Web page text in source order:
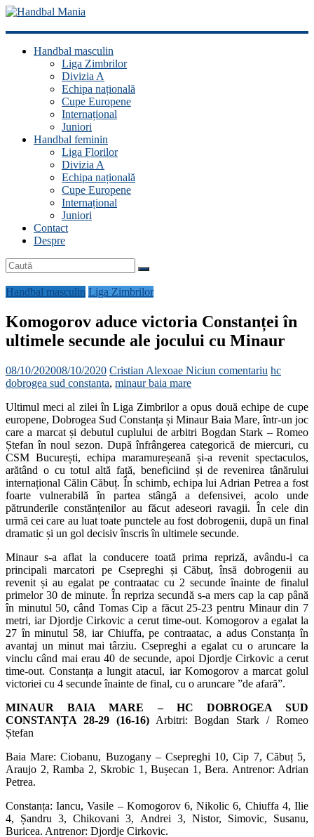
Handbal
ManiaHandbal masculin
Liga Zimbrilor
Divizia A
Echipa națională
Cupe Europene
Internațional
Juniori
Handbal feminin
Liga Florilor
Divizia A
Echipa națională
Cupe Europene
Internațional
Juniori
Contact
Despre
Handbal masculin Liga Zimbrilor
Komogorov aduce victoria Constanței în
ultimele secunde ale jocului cu Minaur
08/10/202008/10/2020 Cristian Alexoae Niciun comentariu hc
dobrogea sud constanta, minaur baia mare
Ultimul meci al zilei în Liga Zimbrilor a opus două echipe de cupe
europene, Dobrogea Sud Constanța și Minaur Baia Mare, într-un joc
care a marcat și debutul cuplului de arbitri Bogdan Stark – Romeo
Ștefan în noul sezon. După înfrângerea categorică de miercuri, cu
CSM București, echipa maramureșeană și-a revenit spectaculos,
arătând o cu totul altă față, beneficiind și de revenirea tânărului
internațional Călin Căbuț. În schimb, echipa lui Adrian Petrea a fost
foarte vulnerabilă în partea stângă a defensivei, acolo unde
pătrunderile constănțenilor au făcut adeseori ravagii. În cele din
urmă cei care au luat toate punctele au fost dobrogenii, după un final
dramatic și un gol decisiv înscris în ultimele secunde.
Minaur s-a aflat la conducere toată prima repriză, avându-i ca
principali marcatori pe Csepreghi și Căbuț, însă dobrogenii au
revenit și au egalat pe contraatac cu 2 secunde înainte de finalul
primelor 30 de minute. În repriza secundă s-a mers cap la cap până
în minutul 50, când Tomas Cip a făcut 25-23 pentru Minaur din 7
metri, iar Djordje Cirkovic a cerut time-out. Komogorov a egalat la
27 în minutul 58, iar Chiuffa, pe contraatac, a adus Constanța în
avantaj un minut mai târziu. Csepreghi a egalat cu o aruncare la
vinclu când mai erau 40 de secunde, apoi Djordje Cirkovic a cerut
time-out. Constanța a lungit atacul, iar Komogorov a marcat golul
victoriei cu 4 secunde înainte de final, cu o aruncare ”de afară”.
MINAUR BAIA MARE – HC DOBROGEA SUD
CONSTANȚA 28-29 (16-16)Arbitri: Bogdan Stark / Romeo
Ștefan
Baia Mare: Ciobanu, Buzogany – Csepreghi 10, Cip 7, Căbuț 5,
Araujo 2, Ramba 2, Skrobic 1, Bușecan 1, Bera. Antrenor: Adrian
Petrea.
Constanța: Iancu, Vasile – Komogorov 6, Nikolic 6, Chiuffa 4, Ilie
4, Șandru 3, Chikovani 3, Andrei 3, Nistor, Simovic, Susanu,
Buricea. Antrenor: Djordje Cirkovic.